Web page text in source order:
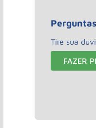
Tire sua
FAZER